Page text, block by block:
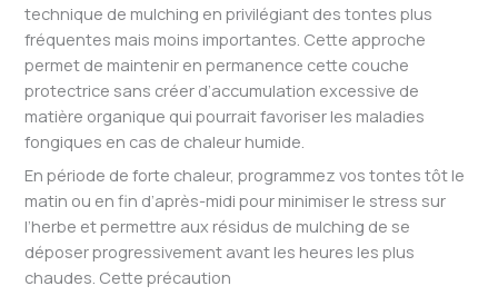
technique de mulching en privilégiant des tontes plus
fréquentes mais moins importantes. Cette approche
permet de maintenir en permanence cette couche
protectrice sans créer d’accumulation excessive de
matière organique qui pourrait favoriser les maladies
fongiques en cas de chaleur humide.
En période de forte chaleur, programmez vos tontes tôt le
matin ou en fin d’après-midi pour minimiser le stress sur
l’herbe et permettre aux résidus de mulching de se
déposer progressivement avant les heures les plus
chaudes. Cette précaution